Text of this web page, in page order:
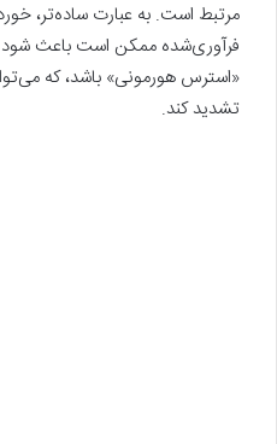
مرتبط است. به عبارت ساده‌تر،
فرآوری‌شده ممکن است باعث شود
«استرس هورمونی» باشد، که
تشدید کند.